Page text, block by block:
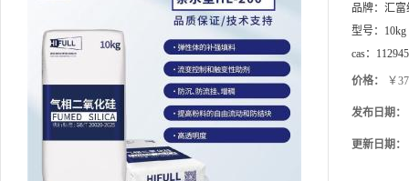
品牌： 汇富
型号： 10kg
cas：
价格： ￥
发布日期：
更新日期：